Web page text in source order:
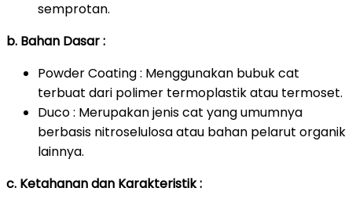
semprotan.
b. Bahan Dasar :
Powder Coating : Menggunakan bubuk cat
terbuat dari polimer termoplastik atau termoset.
Duco : Merupakan jenis cat yang umumnya
berbasis nitroselulosa atau bahan pelarut organik
lainnya.
c. Ketahanan dan Karakteristik :